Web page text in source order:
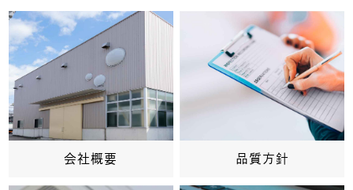
会社概要 品質方針